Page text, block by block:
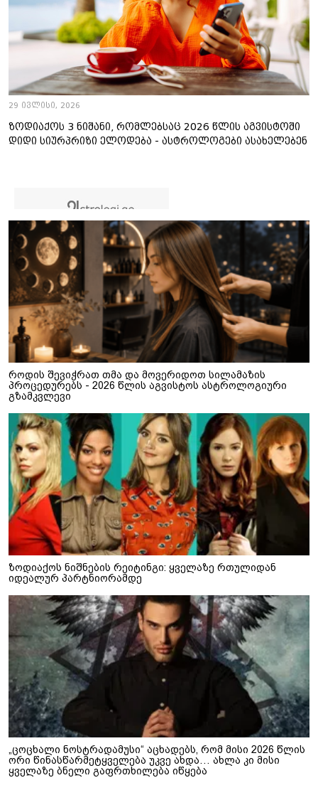
29 ივლისი, 2026
ზოდიაქოს 3 ნიშანი, რომლებსაც 2026 წლის აგვისტოში
დიდი სიურპრიზი ელოდება - ასტროლოგები ასახელებენ
როდის შევიჭრათ თმა და მოვერიდოთ სილამაზის
პროცედურებს - 2026 წლის აგვისტოს ასტროლოგიური
გზამკვლევი
ზოდიაქოს ნიშნების რეიტინგი: ყველაზე რთულიდან
იდეალურ პარტნიორამდე
„ცოცხალი ნოსტრადამუსი“ აცხადებს, რომ მისი 2026 წლის
ორი წინასწარმეტყველება უკვე ახდა… ახლა კი მისი
ყველაზე ბნელი გაფრთხილება იწყება